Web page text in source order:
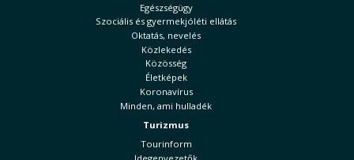
Egészségügy
Szociális és gyermekjóléti ellátás
Oktatás, nevelés
Közlekedés
Közösség
Életképek
Koronavírus
Minden, ami hulladék
Turizmus
Tourinform